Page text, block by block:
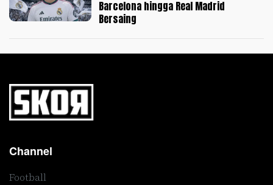
Barcelona hingga Real Madrid
Bersaing
Channel
Football